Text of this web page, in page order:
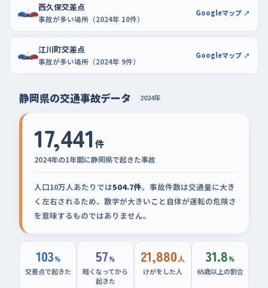
西久保交差点
事故が多い場所（2024年 10件）
Googleマップ ↗
江川町交差点
事故が多い場所（2024年 9件）
Googleマップ ↗
静岡県の交通事故データ 2024年
17,441 件
2024年の1年間に静岡県で起きた事故
人口10万人あたりでは504.7件。事故件数は交通量に大き
く左右されるため、数字が大きいこと自体が運転の危険さ
を意味するものではありません。
103%
交差点で起きた
57%
暗くなってから
起きた
21,880人
けがをした人
31.8%
65歳以上の割合